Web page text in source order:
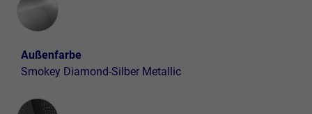
Außenfarbe
Smokey Diamond-Silber Metallic
Innenausstattung